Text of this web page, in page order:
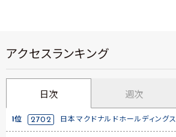
アクセスランキング
日次 週次
1位 2702 日本マクドナルドホールディングス